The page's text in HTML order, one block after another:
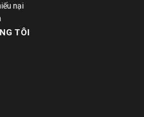
nại
TÔI